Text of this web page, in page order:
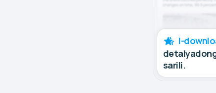
I-
sarili.